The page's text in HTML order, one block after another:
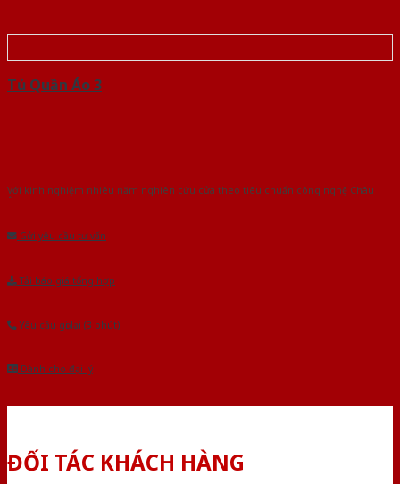
Tủ Quần Áo 3
Với kinh nghiệm nhiêu năm nghiên cứu cửa theo tiêu chuẩn công nghệ Châu
Âu.Chúng tôi tự tin là nhà sản xuất & cung cấp hàng đầu tại Việt Nam!
Gửi yêu cầu tư vấn
Tải báo giá tổng hợp
Yêu cầu gọi lại (3 phút)
Dành cho đại lý
ĐỐI TÁC KHÁCH HÀNG